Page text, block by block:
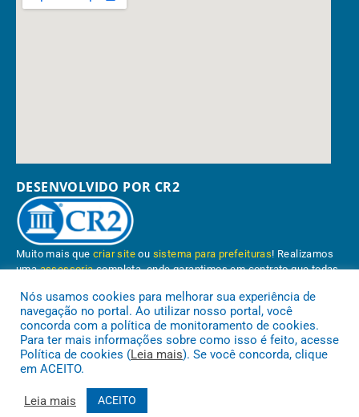
DESENVOLVIDO POR CR2
Muito mais quecriar site ou sistema para prefeituras! Realizamos
umaassessoriacompleta, onde garantimos em contrato que todas
Conheça oPNTP e oRadar da Transparência Pública
Nós usamos cookies para melhorar sua experiência de
navegação no portal. Ao utilizar nosso portal, você
concorda com a política de monitoramento de cookies.
Para ter mais informações sobre como isso é feito, acesse
Política de cookies (Leia mais). Se você concorda, clique
em ACEITO.
Leia mais ACEITO